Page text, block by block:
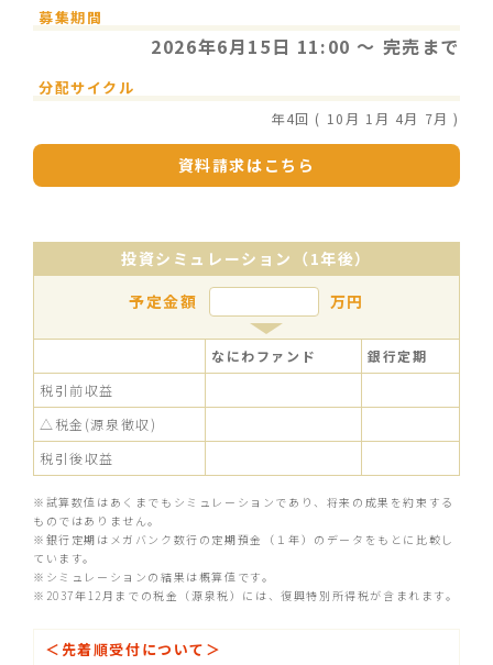
募集期間
2026年6月15日 11:00 〜 完売まで
分配サイクル
年4回 ( 10月 1月 4月 7月 )
資料請求はこちら
投資シミュレーション（1年後）
予定金額
万円
なにわファンド
銀行定期
税引前収益
△税金(源泉徴収)
税引後収益
※試算数値はあくまでもシミュレーションであり、将来の成果を約束する
ものではありません。
※銀行定期はメガバンク数行の定期預金（１年）のデータをもとに比較し
ています。
※シミュレーションの結果は概算値です。
※2037年12月までの税金（源泉税）には、復興特別所得税が含まれます。
＜先着順受付について＞